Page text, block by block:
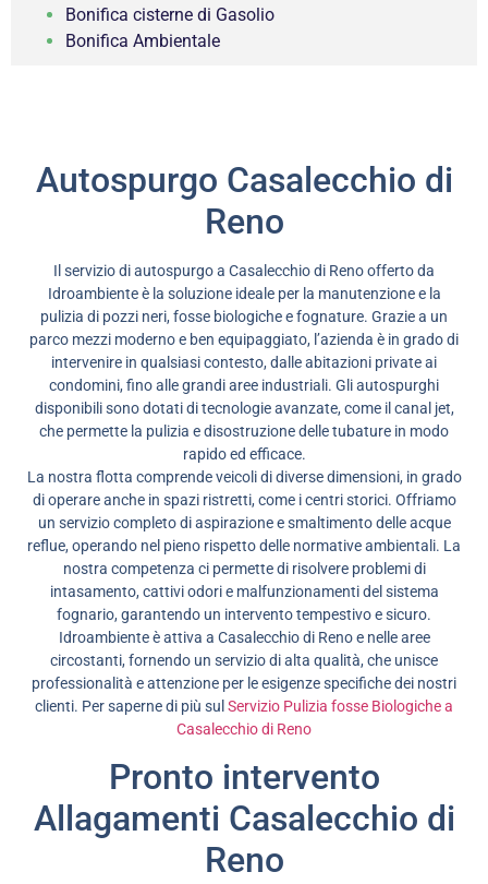
Bonifica cisterne di Gasolio
Bonifica Ambientale
Autospurgo Casalecchio di
Reno
Il servizio di autospurgo a Casalecchio di Reno offerto da
Idroambiente è la soluzione ideale per la manutenzione e la
pulizia di pozzi neri, fosse biologiche e fognature. Grazie a un
parco mezzi moderno e ben equipaggiato, l’azienda è in grado di
intervenire in qualsiasi contesto, dalle abitazioni private ai
condomini, fino alle grandi aree industriali. Gli autospurghi
disponibili sono dotati di tecnologie avanzate, come il canal jet,
che permette la pulizia e disostruzione delle tubature in modo
rapido ed efficace.
La nostra flotta comprende veicoli di diverse dimensioni, in grado
di operare anche in spazi ristretti, come i centri storici. Offriamo
un servizio completo di aspirazione e smaltimento delle acque
reflue, operando nel pieno rispetto delle normative ambientali. La
nostra competenza ci permette di risolvere problemi di
intasamento, cattivi odori e malfunzionamenti del sistema
fognario, garantendo un intervento tempestivo e sicuro.
Idroambiente è attiva a Casalecchio di Reno e nelle aree
circostanti, fornendo un servizio di alta qualità, che unisce
professionalità e attenzione per le esigenze specifiche dei nostri
clienti. Per saperne di più sul Servizio Pulizia fosse Biologiche a
Casalecchio di Reno
Pronto intervento
Allagamenti Casalecchio di
Reno